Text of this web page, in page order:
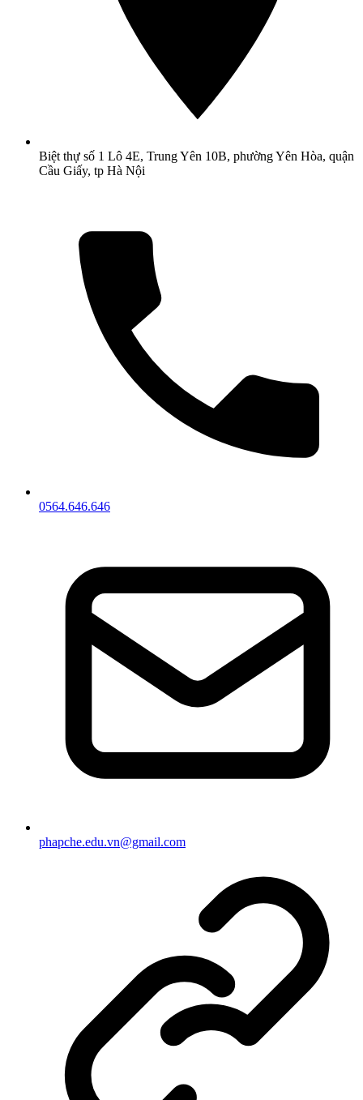
Biệt thự số 1 Lô 4E, Trung Yên 10B, phường Yên Hòa, quận
Cầu Giấy, tp Hà Nội
0564.646.646
phapche.edu.vn@gmail.com